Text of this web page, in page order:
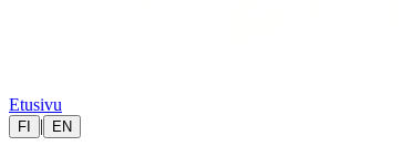
Etusivu
FI | EN